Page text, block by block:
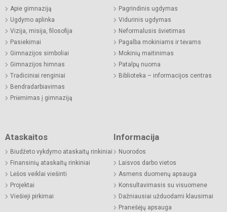
Apie gimnaziją
Ugdymo aplinka
Vizija, misija, filosofija
Pasiekimai
Gimnazijos simboliai
Gimnazijos himnas
Tradiciniai renginiai
Bendradarbiavimas
Priėmimas į gimnaziją
Pagrindinis ugdymas
Vidurinis ugdymas
Neformalusis švietimas
Pagalba mokiniams ir tėvams
Mokinių maitinimas
Patalpų nuoma
Biblioteka – informacijos centras
Ataskaitos
Biudžeto vykdymo ataskaitų rinkiniai
Finansinių ataskaitų rinkiniai
Lėšos veiklai viešinti
Projektai
Viešieji pirkimai
Informacija
Nuorodos
Laisvos darbo vietos
Asmens duomenų apsauga
Konsultavimasis su visuomene
Dažniausiai užduodami klausimai
Pranešėjų apsauga